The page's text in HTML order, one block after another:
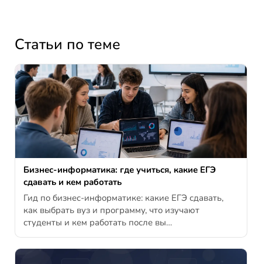
Статьи по теме
Бизнес-информатика: где учиться, какие ЕГЭ
сдавать и кем работать
Гид по бизнес-информатике: какие ЕГЭ сдавать,
как выбрать вуз и программу, что изучают
студенты и кем работать после вы…